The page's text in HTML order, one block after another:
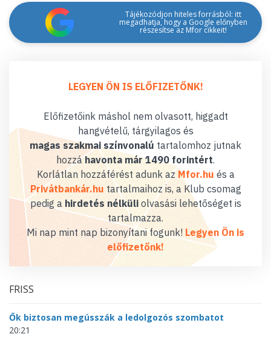
Tájékozódjon hiteles forrásból: itt
megadhatja, hogy a Google előnyben
részesítse az Mfor cikkeit!
LEGYEN ÖN IS ELŐFIZETŐNK!
Előfizetőink máshol nem olvasott, higgadt
hangvételű, tárgyilagos és
magas szakmai színvonalú tartalomhoz jutnak
hozzáhavonta már 1490 forintért.
Korlátlan hozzáférést adunk az Mfor.hu és a
Privátbankár.hu tartalmaihoz is, a Klub csomag
pedig a hirdetés nélküliolvasási lehetőséget is
tartalmazza.
Mi nap mint nap bizonyítani fogunk! Legyen Ön is
előfizetőnk!
FRISS
Ők biztosan megússzák a ledolgozós szombatot
20:21